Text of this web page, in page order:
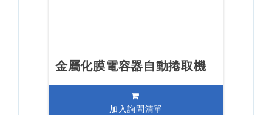
金屬化膜電容器自動捲取機
加入詢問清單